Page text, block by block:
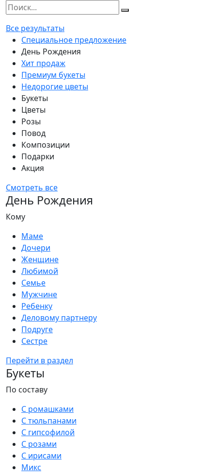
Все результаты
Специальное предложение
День Рождения
Хит продаж
Премиум букеты
Недорогие цветы
Букеты
Цветы
Розы
Повод
Композиции
Подарки
Акция
Смотреть все
День Рождения
Кому
Маме
Дочери
Женщине
Любимой
Семье
Мужчине
Ребенку
Деловому партнеру
Подруге
Сестре
Перейти в раздел
Букеты
По составу
С ромашками
С тюльпанами
С гипсофилой
С розами
С ирисами
Микс